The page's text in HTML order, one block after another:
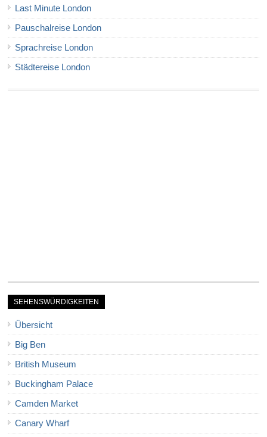
Last Minute London
Pauschalreise London
Sprachreise London
Städtereise London
SEHENSWÜRDIGKEITEN
Übersicht
Big Ben
British Museum
Buckingham Palace
Camden Market
Canary Wharf